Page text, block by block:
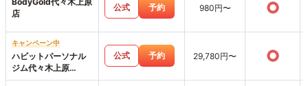
店
公式 予約 980円〜 ○
キャンペーン中
ハビットパーソナル
ジム代々木上原
ANNEX店
公式 予約 29,780円〜 ○